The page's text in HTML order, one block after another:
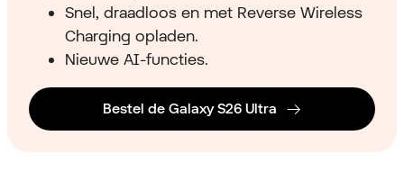
Snel, draadloos en met Reverse Wireless
Charging opladen.
Nieuwe AI-functies.
Bestel de Galaxy S26 Ultra